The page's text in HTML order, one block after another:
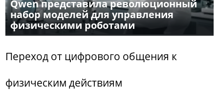
Qwen представила революционный
набор моделей для управления
физическими роботами
Переход от цифрового общения к
физическим действиям